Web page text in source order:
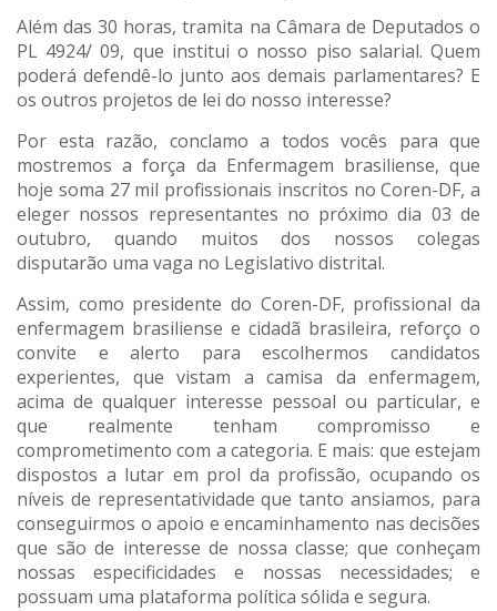
Além das 30 horas, tramita na Câmara de Deputados o
PL 4924/ 09, que institui o nosso piso salarial. Quem
poderá defendê-lo junto aos demais parlamentares? E
os outros projetos de lei do nosso interesse?
Por esta razão, conclamo a todos vocês para que
mostremos a força da Enfermagem brasiliense, que
hoje soma 27 mil profissionais inscritos no Coren-DF, a
eleger nossos representantes no próximo dia 03 de
outubro, quando muitos dos nossos colegas
disputarão uma vaga no Legislativo distrital.
Assim, como presidente do Coren-DF, profissional da
enfermagem brasiliense e cidadã brasileira, reforço o
convite e alerto para escolhermos candidatos
experientes, que vistam a camisa da enfermagem,
acima de qualquer interesse pessoal ou particular, e
que realmente tenham compromisso e
comprometimento com a categoria. E mais: que estejam
dispostos a lutar em prol da profissão, ocupando os
níveis de representatividade que tanto ansiamos, para
conseguirmos o apoio e encaminhamento nas decisões
que são de interesse de nossa classe; que conheçam
nossas especificidades e nossas necessidades; e
possuam uma plataforma política sólida e segura.